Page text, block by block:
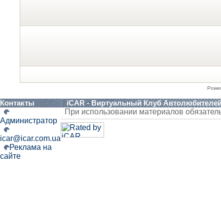
Контакты iCAR - Виртуальный Клуб
Администратор
icar@icar.com.ua
Реклама на
сайте
При использовании материалов